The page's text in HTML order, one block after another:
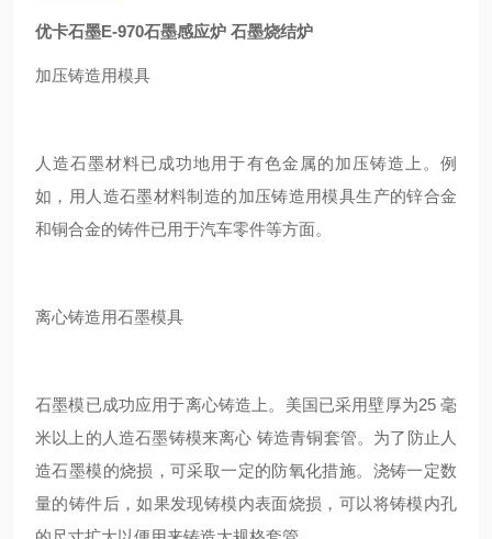
优卡石墨E-970石墨感应炉 石墨烧结炉
加压铸造用模具
人造石墨材料已成功地用于有色金属的加压铸造上。例
如，用人造石墨材料制造的加压铸造用模具生产的锌合金
和铜合金的铸件已用于汽车零件等方面。
离心铸造用石墨模具
石墨模已成功应用于离心铸造上。美国已采用壁厚为25 毫
米以上的人造石墨铸模来离心 铸造青铜套管。为了防止人
造石墨模的烧损，可采取一定的防氧化措施。浇铸一定数
量的铸件后，如果发现铸模内表面烧损，可以将铸模内孔